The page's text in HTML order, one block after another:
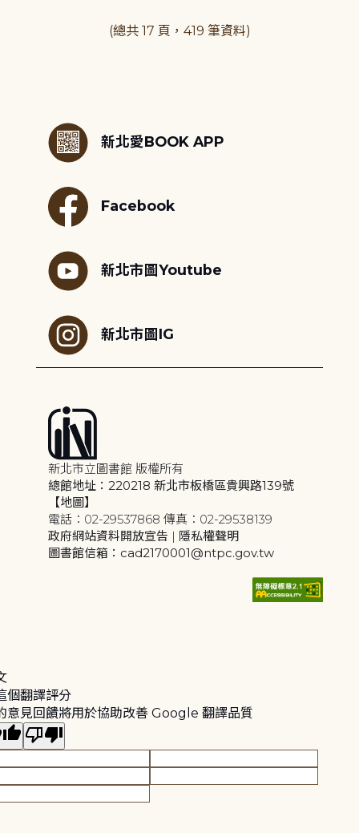
(總共 17 頁，419 筆資料)
新北愛BOOK APP
Facebook
新北市圖Youtube
新北市圖IG
新北市立圖書館 版權所有
總館地址：220218 新北市板橋區貴興路139號
【地圖】
電話：02-29537868 傳真：02-29538139
政府網站資料開放宣告 | 隱私權聲明
圖書館信箱：cad2170001@ntpc.gov.tw
個翻譯評分
意見回饋將用於協助改善 Google 翻譯品質